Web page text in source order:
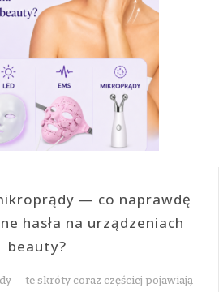
— co naprawdę
hasła na urządzeniach
beauty?
— te skróty coraz częściej pojawiają